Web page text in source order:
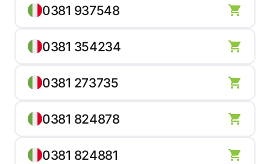
0381 937548
0381 354234
0381 273735
0381 824878
0381 824881